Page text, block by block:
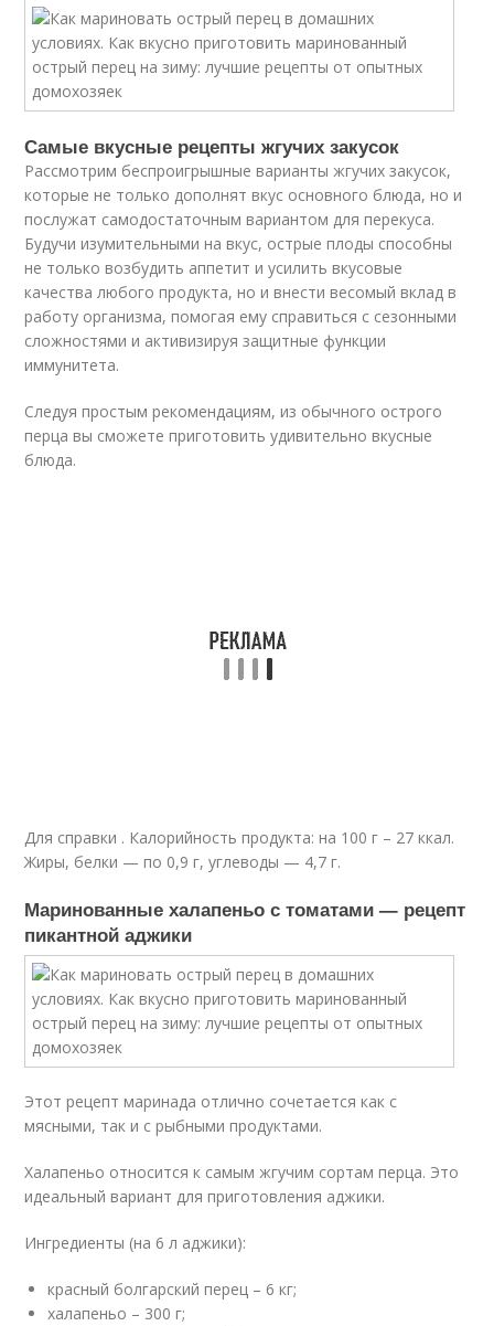
Самые вкусные рецепты жгучих закусок
Рассмотрим беспроигрышные варианты жгучих закусок,
которые не только дополнят вкус основного блюда, но и
послужат самодостаточным вариантом для перекуса.
Будучи изумительными на вкус, острые плоды способны
не только возбудить аппетит и усилить вкусовые
качества любого продукта, но и внести весомый вклад в
работу организма, помогая ему справиться с сезонными
сложностями и активизируя защитные функции
иммунитета.
Следуя простым рекомендациям, из обычного острого
перца вы сможете приготовить удивительно вкусные
блюда.
Для справки . Калорийность продукта: на 100 г – 27 ккал.
Жиры, белки — по 0,9 г, углеводы — 4,7 г.
Маринованные халапеньо с томатами — рецепт
пикантной аджики
Этот рецепт маринада отлично сочетается как с
мясными, так и с рыбными продуктами.
Халапеньо относится к самым жгучим сортам перца. Это
идеальный вариант для приготовления аджики.
Ингредиенты (на 6 л аджики):
красный болгарский перец – 6 кг;
халапеньо – 300 г;